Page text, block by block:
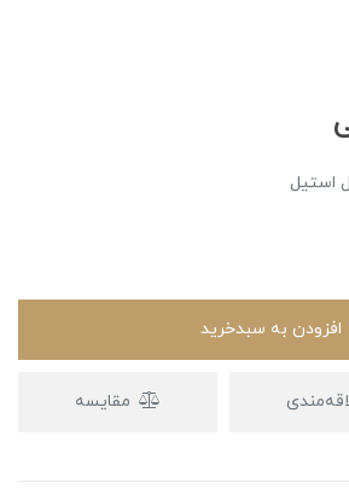
افزودن به سبدخرید
مقایسه